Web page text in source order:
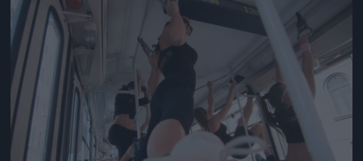
Jön még kép!